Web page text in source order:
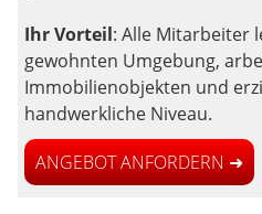
Ihr Vorteil: Alle Mitarbeiter
gewohnten Umgebung,
Immobilienobjekten und
handwerkliche Niveau.
ANGEBOT ANFORDERN ➜